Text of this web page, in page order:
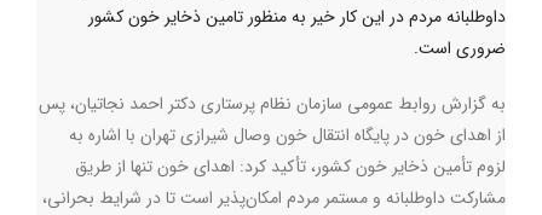
داوطلبانه مردم در این کار خیر به منظور تامین ذخایر خون کشور
ضروری است.
به گزارش روابط عمومی سازمان نظام پرستاری دکتر احمد نجاتیان، پس
از اهدای خون در پایگاه انتقال خون وصال شیرازی تهران با اشاره به
لزوم تأمین ذخایر خون کشور، تأکید کرد: اهدای خون تنها از طریق
مشارکت داوطلبانه و مستمر مردم امکان‌پذیر است تا در شرایط بحرانی،